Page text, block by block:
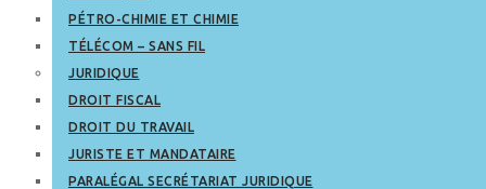
PÉTRO-CHIMIE ET CHIMIE
TÉLÉCOM – SANS FIL
JURIDIQUE
DROIT FISCAL
DROIT DU TRAVAIL
JURISTE ET MANDATAIRE
PARALÉGAL SECRÉTARIAT JURIDIQUE